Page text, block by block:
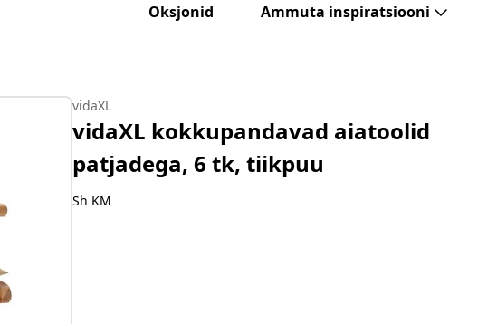
Oksjonid Ammuta inspiratsiooni
vidaXL
vidaXL kokkupandavad aiatoolid
patjadega, 6 tk, tiikpuu
Sh KM